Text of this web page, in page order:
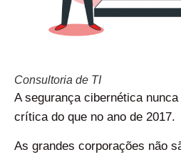
Consultoria de TI
A segurança cibernética
crítica do que no ano de 2017.
As grandes corporações não